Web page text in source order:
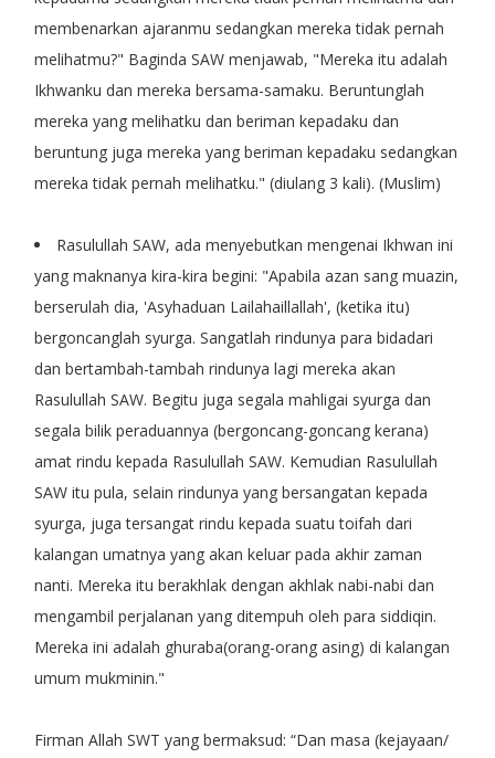
membenarkan ajaranmu sedangkan mereka tidak pernah
melihatmu?" Baginda SAW menjawab, "Mereka itu adalah
Ikhwanku dan mereka bersama-samaku. Beruntunglah
mereka yang melihatku dan beriman kepadaku dan
beruntung juga mereka yang beriman kepadaku sedangkan
mereka tidak pernah melihatku." (diulang 3 kali). (Muslim)
Rasulullah SAW, ada menyebutkan mengenai Ikhwan ini
yang maknanya kira-kira begini: "Apabila azan sang muazin,
berserulah dia, 'Asyhaduan Lailahaillallah', (ketika itu)
bergoncanglah syurga. Sangatlah rindunya para bidadari
dan bertambah-tambah rindunya lagi mereka akan
Rasulullah SAW. Begitu juga segala mahligai syurga dan
segala bilik peraduannya (bergoncang-goncang kerana)
amat rindu kepada Rasulullah SAW. Kemudian Rasulullah
SAW itu pula, selain rindunya yang bersangatan kepada
syurga, juga tersangat rindu kepada suatu toifah dari
kalangan umatnya yang akan keluar pada akhir zaman
nanti. Mereka itu berakhlak dengan akhlak nabi-nabi dan
mengambil perjalanan yang ditempuh oleh para siddiqin.
Mereka ini adalah ghuraba(orang-orang asing) di kalangan
umum mukminin."
Firman Allah SWT yang bermaksud: “Dan masa (kejayaan/